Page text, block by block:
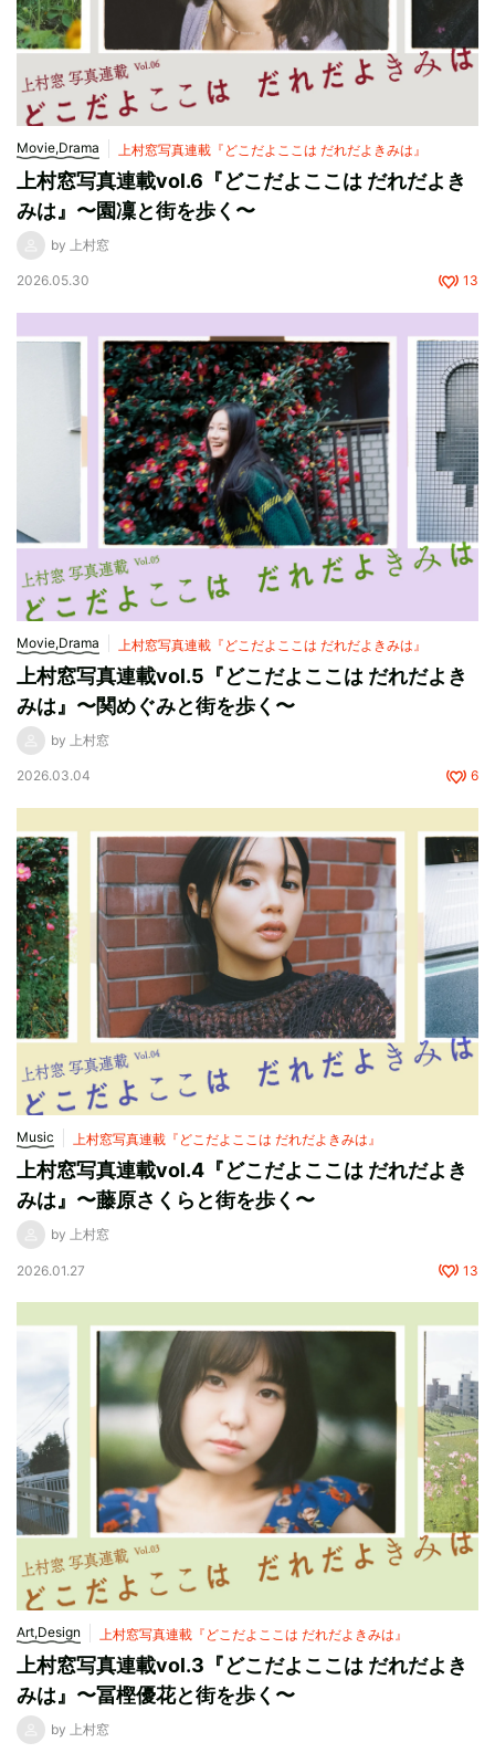
Movie,Drama 上村窓写真連載『どこだよここは だれだよきみは』
上村窓写真連載vol.6『どこだよここは だれだよき
みは』〜園凜と街を歩く〜
by 上村窓
2026.05.30 13
Movie,Drama 上村窓写真連載『どこだよここは だれだよきみは』
上村窓写真連載vol.5『どこだよここは だれだよき
みは』〜関めぐみと街を歩く〜
by 上村窓
2026.03.04 6
Music 上村窓写真連載『どこだよここは だれだよきみは』
上村窓写真連載vol.4『どこだよここは だれだよき
みは』〜藤原さくらと街を歩く〜
by 上村窓
2026.01.27 13
Art,Design 上村窓写真連載『どこだよここは だれだよきみは』
上村窓写真連載vol.3『どこだよここは だれだよき
みは』〜冨樫優花と街を歩く〜
by 上村窓